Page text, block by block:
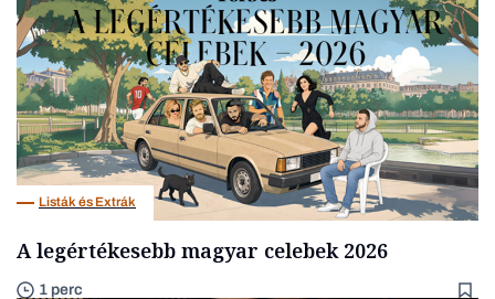
Listák és Extrák
A legértékesebb magyar celebek 2026
1 perc